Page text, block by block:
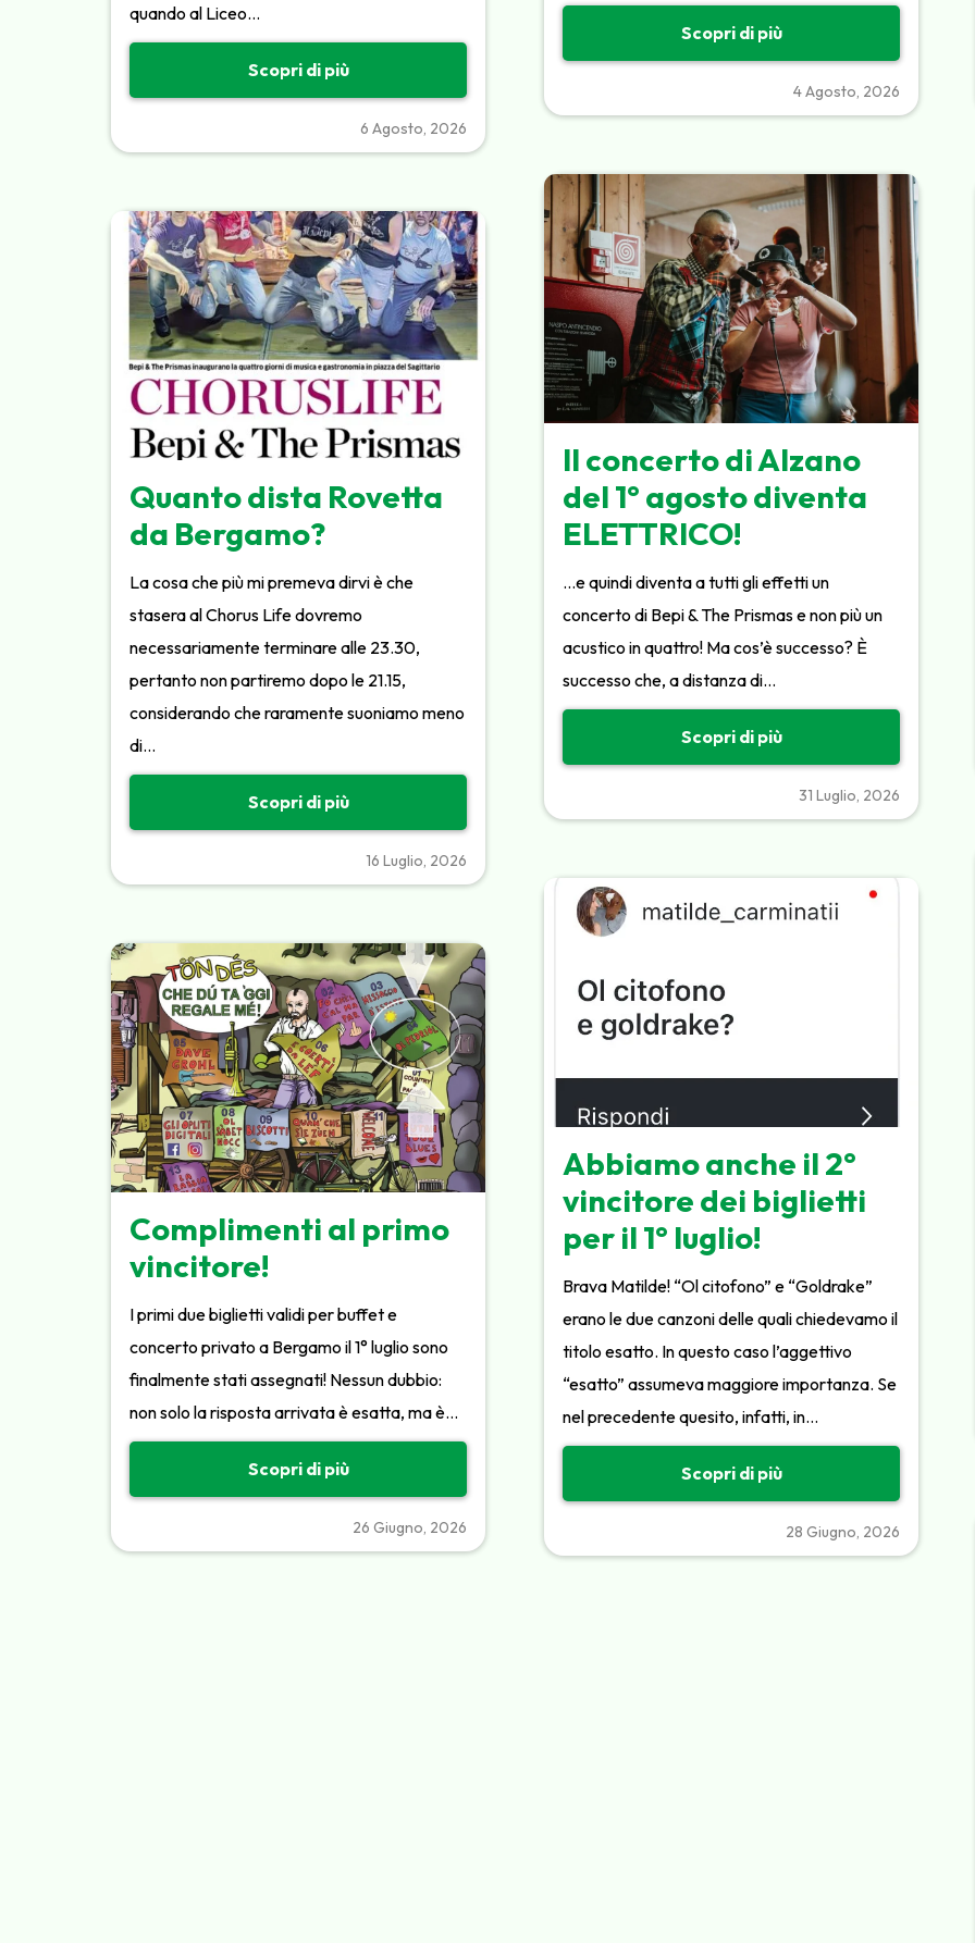
quando al Liceo…
Scopri di più
6 Agosto, 2026
Scopri di più
4 Agosto, 2026
Il concerto di Alzano
del 1° agosto diventa
ELETTRICO!
…e quindi diventa a tutti gli effetti un
concerto di Bepi & The Prismas e non più un
acustico in quattro! Ma cos’è successo? È
successo che, a distanza di…
Scopri di più
31 Luglio, 2026
Quanto dista Rovetta
da Bergamo?
La cosa che più mi premeva dirvi è che
stasera al Chorus Life dovremo
necessariamente terminare alle 23.30,
pertanto non partiremo dopo le 21.15,
considerando che raramente suoniamo meno
di…
Scopri di più
16 Luglio, 2026
Abbiamo anche il 2°
vincitore dei biglietti
per il 1° luglio!
Brava Matilde! “Ol citofono” e “Goldrake”
erano le due canzoni delle quali chiedevamo il
titolo esatto. In questo caso l’aggettivo
“esatto” assumeva maggiore importanza. Se
nel precedente quesito, infatti, in…
Scopri di più
28 Giugno, 2026
Complimenti al primo
vincitore!
I primi due biglietti validi per buffet e
concerto privato a Bergamo il 1° luglio sono
finalmente stati assegnati! Nessun dubbio:
non solo la risposta arrivata è esatta, ma è…
Scopri di più
26 Giugno, 2026